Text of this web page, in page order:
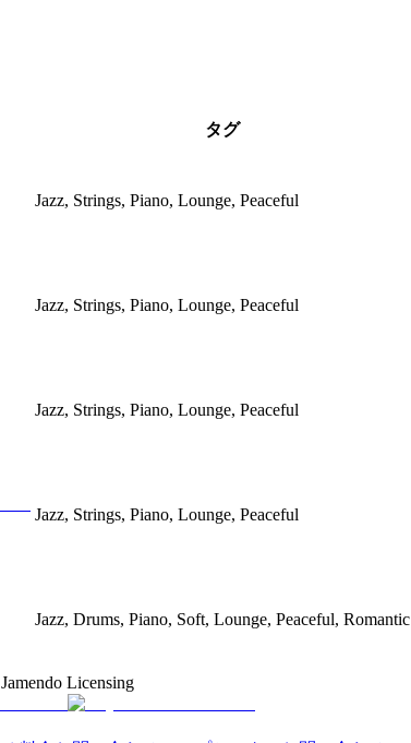
タグ
Jazz, Strings, Piano, Lounge, Peaceful
Jazz, Strings, Piano, Lounge, Peaceful
Jazz, Strings, Piano, Lounge, Peaceful
Jazz, Strings, Piano, Lounge, Peaceful
Jazz, Drums, Piano, Soft, Lounge, Peaceful, Romantic
Jamendo Licensing